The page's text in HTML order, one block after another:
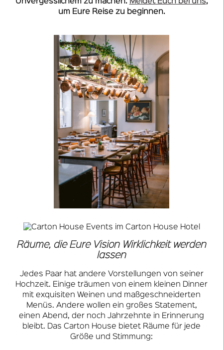
Unvergesslichem zu machen. Meldet Euch bei uns,
um Eure Reise zu beginnen.
Räume, die Eure Vision Wirklichkeit werden
lassen
Jedes Paar hat andere Vorstellungen von seiner
Hochzeit. Einige träumen von einem kleinen Dinner
mit exquisiten Weinen und maßgeschneiderten
Menüs. Andere wollen ein großes Statement,
einen Abend, der noch Jahrzehnte in Erinnerung
bleibt. Das Carton House bietet Räume für jede
Größe und Stimmung: